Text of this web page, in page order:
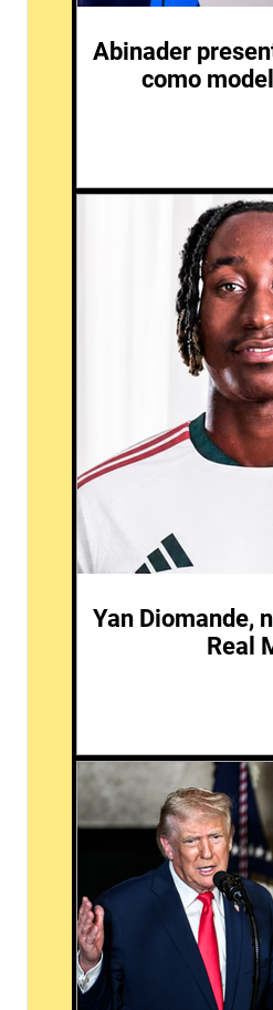
Abinader
como
Yan Diomande,
Real